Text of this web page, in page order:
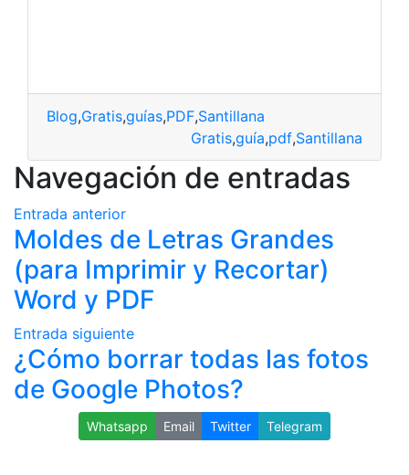
Blog,Gratis,guías,PDF,Santillana
Gratis,guía,pdf,Santillana
Navegación de entradas
Entrada anterior
Moldes de Letras Grandes
(para Imprimir y Recortar)
Word y PDF
Entrada siguiente
¿Cómo borrar todas las fotos
de Google Photos?
Whatsapp Email Twitter Telegram